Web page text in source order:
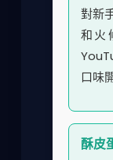
對新
和火
口味
酥皮